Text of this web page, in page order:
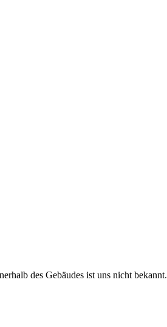
des Gebäudes ist uns nicht bekannt.